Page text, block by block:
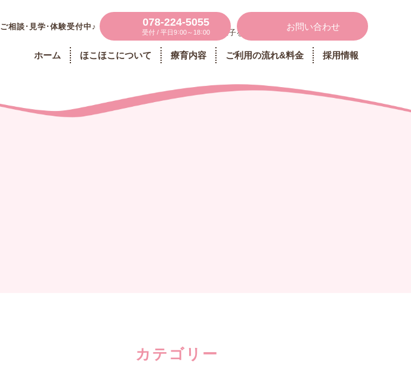
インスタグラムに日々の様子をUPしています ▶
ホーム ほこほこについて 療育内容 ご利用の流れ&料金 採用情報
ご相談・見学・体験受付中♪ 078-224-5055
受付 / 平日9：00～18：00
お問い合わせ
カテゴリー